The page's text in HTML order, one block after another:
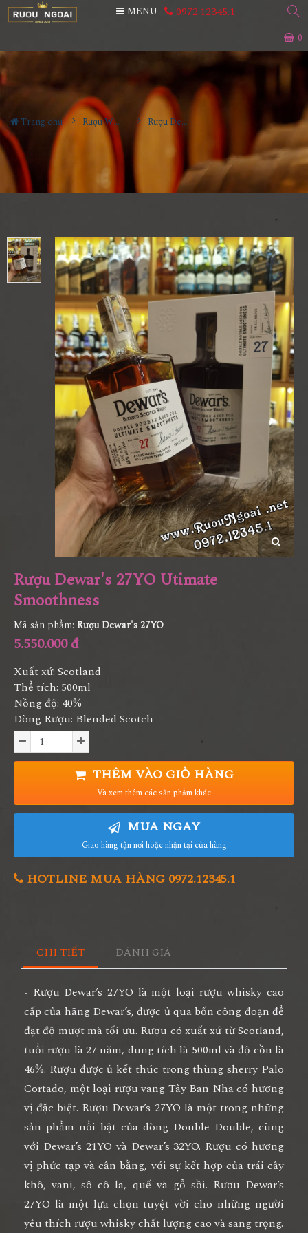
0
MENU 0972.12345.1
Trang chủ Rượu Whisky Rượu Dewar's 27YO Utimate Smoothness
Rượu Dewar's 27YO Utimate
Smoothness
Mã sản phẩm: Rượu Dewar's 27YO
5.550.000 đ
Xuất xứ: Scotland
Thể tích: 500ml
Nồng độ: 40%
Dòng Rượu: Blended Scotch
THÊM VÀO GIỎ HÀNG
Và xem thêm các sản phẩm khác
MUA NGAY
Giao hàng tận nơi hoặc nhận tại cửa hàng
HOTLINE MUA HÀNG 0972.12345.1
CHI TIẾT ĐÁNH GIÁ
- Rượu Dewar’s 27YO là một loại rượu whisky cao
cấp của hãng Dewar’s, được ủ qua bốn công đoạn để
đạt độ mượt mà tối ưu. Rượu có xuất xứ từ Scotland,
tuổi rượu là 27 năm, dung tích là 500ml và độ cồn là
46%. Rượu được ủ kết thúc trong thùng sherry Palo
Cortado, một loại rượu vang Tây Ban Nha có hương
vị đặc biệt. Rượu Dewar’s 27YO là một trong những
sản phẩm nổi bật của dòng Double Double, cùng
với Dewar’s 21YO và Dewar’s 32YO. Rượu có hương
vị phức tạp và cân bằng, với sự kết hợp của trái cây
khô, vani, sô cô la, quế và gỗ sồi. Rượu Dewar’s
27YO là một lựa chọn tuyệt vời cho những người
yêu thích rượu whisky chất lượng cao và sang trọng.